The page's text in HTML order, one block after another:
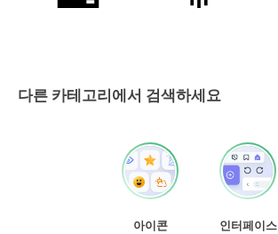
다른 카테고리에서 검색하세요
아이콘
인터페이스